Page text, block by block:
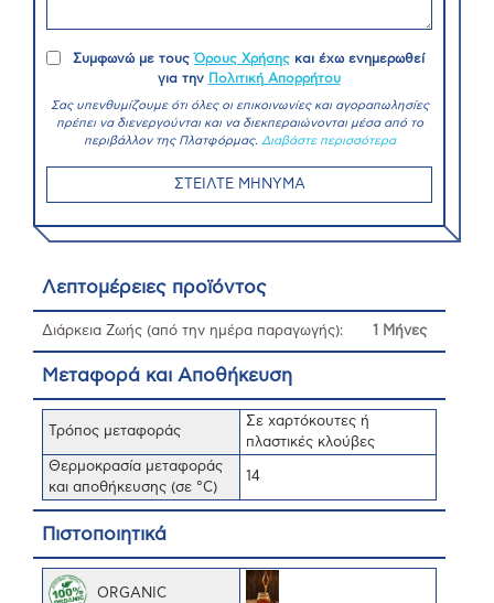
Συμφωνώ με τους Όρους Χρήσης και έχω ενημερωθεί
για την
Πολιτική Απορρήτου
Σας υπενθυμίζουμε ότι όλες οι επικοινωνίες και αγοραπωλησίες
πρέπει να διενεργούνται και να διεκπεραιώνονται μέσα από το
περιβάλλον της Πλατφόρμας. Διαβάστε περισσότερα
ΣΤΕΙΛΤΕ ΜΗΝΥΜΑ
Λεπτομέρειες προϊόντος
Διάρκεια Ζωής (από την ημέρα παραγωγής): 1 Μήνες
Μεταφορά και Αποθήκευση
Τρόπος μεταφοράς
Σε χαρτόκουτες ή
πλαστικές κλούβες
Θερμοκρασία μεταφοράς
και αποθήκευσης (σε °C)
14
Πιστοποιητικά
ORGANIC